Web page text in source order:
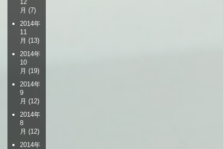
12
月 (7)
2014年
11
月 (13)
2014年
10
月 (19)
2014年
9
月 (12)
2014年
8
月 (12)
2014年